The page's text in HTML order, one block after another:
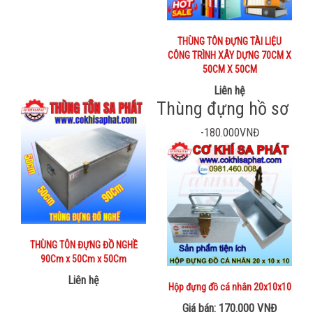
THÙNG TÔN ĐỰNG TÀI LIỆU
CÔNG TRÌNH XÂY DỰNG 70CM X
50CM X 50CM
Liên hệ
THÙNG TÔN ĐỰNG ĐỒ NGHỀ
90Cm x 50Cm x 50Cm
Liên hệ
Thùng đựng hồ sơ
-180.000VNĐ
Hộp đựng đồ cá nhân 20x10x10
Giá bán: 170.000 VNĐ